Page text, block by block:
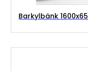
Barkylbänk